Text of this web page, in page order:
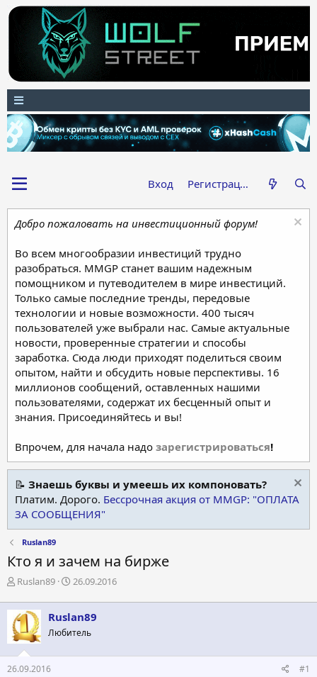
Вход Регистрация
Добро пожаловать на инвестиционный форум!
Во всем многообразии инвестиций трудно
разобраться. MMGP станет вашим надежным
помощником и путеводителем в мире инвестиций.
Только самые последние тренды, передовые
технологии и новые возможности. 400 тысяч
пользователей уже выбрали нас. Самые актуальные
новости, проверенные стратегии и способы
заработка. Сюда люди приходят поделиться своим
опытом, найти и обсудить новые перспективы. 16
миллионов сообщений, оставленных нашими
пользователями, содержат их бесценный опыт и
знания. Присоединяйтесь и вы!
Впрочем, для начала надо зарегистрироваться!
📝 Знаешь буквы и умеешь их компоновать?
Платим. Дорого. Бессрочная акция от MMGP: "ОПЛАТА
ЗА СООБЩЕНИЯ"
Ruslan89
Кто я и зачем на бирже
А
т
о
р
т
е
м
Ruslan89
Д
т
а
н
ч
26.09.2016
Ruslan89
Любитель
26.09.2016 #1